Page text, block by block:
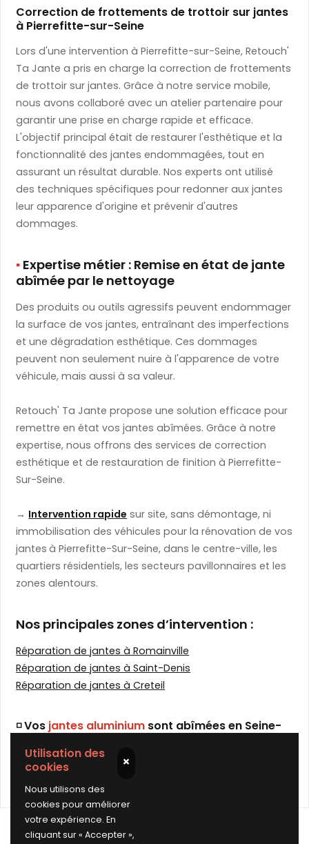
Correction de frottements de trottoir sur jantes
à Pierrefitte-sur-Seine
Lors d'une intervention à Pierrefitte-sur-Seine, Retouch'
Ta Jante a pris en charge la correction de frottements
de trottoir sur jantes. Grâce à notre service mobile,
nous avons collaboré avec un atelier partenaire pour
garantir une prise en charge rapide et efficace.
L'objectif principal était de restaurer l'esthétique et la
fonctionnalité des jantes endommagées, tout en
assurant un résultat durable. Nos experts ont utilisé
des techniques spécifiques pour redonner aux jantes
leur apparence d'origine et prévenir d'autres
dommages.
▪️​ Expertise métier : Remise en état de jante
abîmée par le nettoyage
Des produits ou outils agressifs peuvent endommager
la surface de vos jantes, entraînant des imperfections
et une dégradation esthétique. Ces dommages
peuvent non seulement nuire à l'apparence de votre
véhicule, mais aussi à sa valeur.
Retouch' Ta Jante propose une solution efficace pour
remettre en état vos jantes abîmées. Grâce à notre
expertise, nous offrons des services de correction
esthétique et de restauration de finition à Pierrefitte-
Sur-Seine.
→Intervention rapidesur site, sans démontage, ni
immobilisation des véhicules pour la rénovation de vos
jantesà Pierrefitte-Sur-Seine, dans le centre-ville, les
quartiers résidentiels, les secteurs pavillonnaires et les
zones alentours.
Nos principales zones d’intervention :
Réparation de jantes à Romainville
Réparation de jantes à Saint-Denis
Réparation de jantes à Creteil
◽ Vosjantes aluminiumsont abîmées en Seine-
Optez pour notre atelier mobile
réparation de jantes à domicile
Utilisation des
cookies ×
Nous utilisons des
cookies pour améliorer
votre expérience. En
cliquant sur « Accepter »,